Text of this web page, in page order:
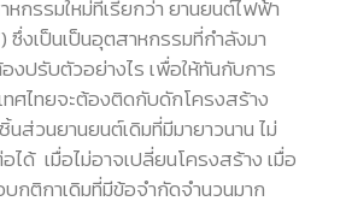
กรรมใหม่ที่เรียกว่า ยานยนต์ไฟฟ้า
ซึ่งเป็นเป็นอุตสาหกรรมที่กำลังมา
งปรับตัวอย่างไร เพื่อให้ทันกับการ
ศไทยจะต้องติดกับดักโครงสร้าง
ส่วนยานยนต์เดิมที่มีมายาวนาน ไม่
ได้ เมื่อไม่อาจเปลี่ยนโครงสร้าง เมื่อ
กติกาเดิมที่มีข้อจำกัดจำนวนมาก